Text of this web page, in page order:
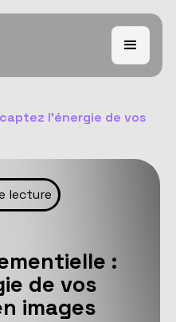
l'énergie de vos
lecture
:
de vos
images